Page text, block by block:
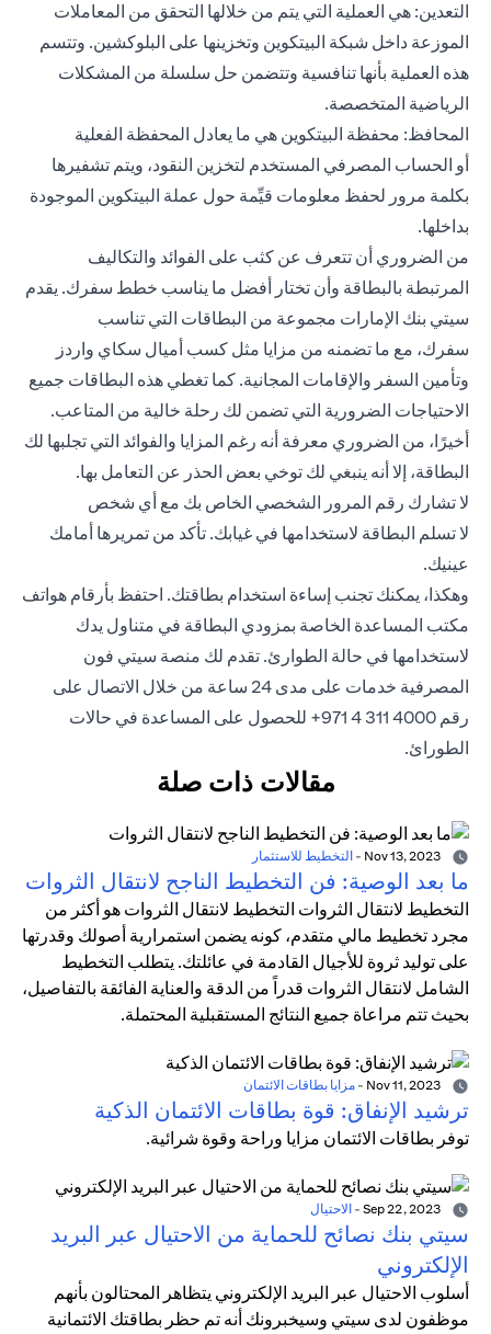
التعدين: هي العملية التي يتم من خلالها التحقق من المعاملات
الموزعة داخل شبكة البيتكوين وتخزينها على البلوكشين. وتتسم
هذه العملية بأنها تنافسية وتتضمن حل سلسلة من المشكلات
الرياضية المتخصصة.
المحافظ: محفظة البيتكوين هي ما يعادل المحفظة الفعلية
أو الحساب المصرفي المستخدم لتخزين النقود، ويتم تشفيرها
بكلمة مرور لحفظ معلومات قيِّمة حول عملة البيتكوين الموجودة
بداخلها.
من الضروري أن تتعرف عن كثب على الفوائد والتكاليف
المرتبطة بالبطاقة وأن تختار أفضل ما يناسب خطط سفرك. يقدم
سيتي بنك الإمارات مجموعة من البطاقات التي تناسب
سفرك، مع ما تضمنه من مزايا مثل كسب أميال سكاي واردز
وتأمين السفر والإقامات المجانية. كما تغطي هذه البطاقات جميع
الاحتياجات الضرورية التي تضمن لك رحلة خالية من المتاعب.
أخيرًا، من الضروري معرفة أنه رغم المزايا والفوائد التي تجلبها لك
البطاقة، إلا أنه ينبغي لك توخي بعض الحذر عن التعامل بها.
لا تشارك رقم المرور الشخصي الخاص بك مع أي شخص
لا تسلم البطاقة لاستخدامها في غيابك. تأكد من تمريرها أمامك
عينيك.
وهكذا، يمكنك تجنب إساءة استخدام بطاقتك. احتفظ بأرقام هواتف
مكتب المساعدة الخاصة بمزودي البطاقة في متناول يدك
لاستخدامها في حالة الطوارئ. تقدم لك منصة سيتي فون
المصرفية خدمات على مدى 24 ساعة من خلال الاتصال على
رقم 4000 311 4 971+ للحصول على المساعدة في حالات
الطورائ.
مقالات ذات صلة
- التخطيط للاستثمار
ما بعد الوصية: فن التخطيط الناجح لانتقال الثروات
التخطيط لانتقال الثروات التخطيط لانتقال الثروات هو أكثر من
مجرد تخطيط مالي متقدم، كونه يضمن استمرارية أصولك وقدرتها
على توليد ثروة للأجيال القادمة في عائلتك. يتطلب التخطيط
الشامل لانتقال الثروات قدراً من الدقة والعناية الفائقة بالتفاصيل،
بحيث تتم مراعاة جميع النتائج المستقبلية المحتملة.
- مزايا بطاقات الائتمان
ترشيد الإنفاق: قوة بطاقات الائتمان الذكية
توفر بطاقات الائتمان مزايا وراحة وقوة شرائية.
- الاحتيال
سيتي بنك نصائح للحماية من الاحتيال عبر البريد
الإلكتروني
أسلوب الاحتيال عبر البريد الإلكتروني يتظاهر المحتالون بأنهم
موظفون لدى سيتي وسيخبرونك أنه تم حظر بطاقتك الائتمانية